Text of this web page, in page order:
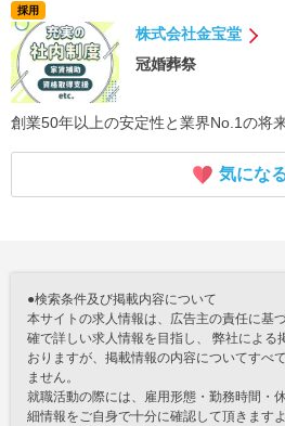
採用
株式会社金宝堂
冠婚葬祭
創業50年以上の安定性と業界No.1の将
気にな
●検索条件及び掲載内容について
本サイトの求人情報は、広告主の責任に基
確で詳しい求人情報を目指し、 弊社による
おりますが、掲載情報の内容についてすべ
ません。
就職活動の際には、雇用形態・勤務時間・
細情報をご自身で十分に確認して頂きます